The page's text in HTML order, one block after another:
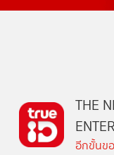
THE
อีกขั้นข